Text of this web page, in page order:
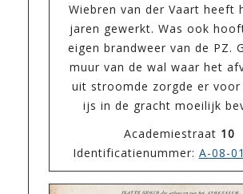
Wiebren van der Vaart heeft
jaren gewerkt. Was ook
eigen brandweer van de PZ.
muur van de wal waar het
uit stroomde zorgde er
ijs in de gracht moeilijk
Academiestraat 10
Identificatienummer: A-08-